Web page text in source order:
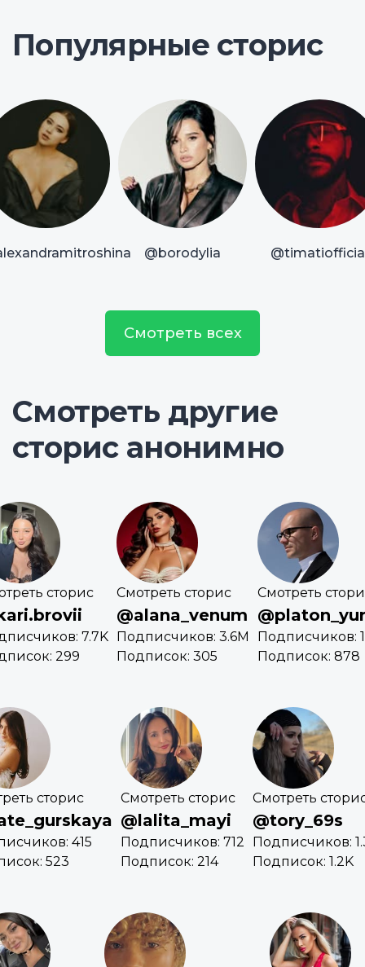
Популярные сторис
@borodylia
Смотреть всех
Смотреть другие
сторис анонимно
сторис
7.7K
299
Смотреть сторис
@alana_venum
Подписчиков: 3.6M
Подписок: 305
Смотреть
Подписчиков:
Подписок: 878
сторис
415
523
Смотреть сторис
@lalita_mayi
Подписчиков: 712
Подписок: 214
Смотреть
@tory_69s
Подписчиков:
Подписок: 1.2K